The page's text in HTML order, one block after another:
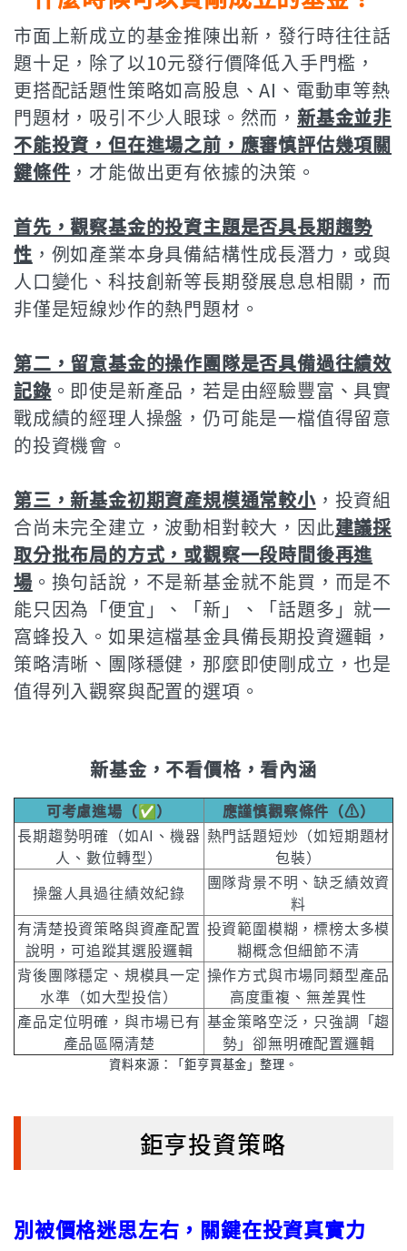
市面上新成立的基金推陳出新，發行時往往話
題十足，除了以10元發行價降低入手門檻，
更搭配話題性策略如高股息、AI、電動車等熱
門題材，吸引不少人眼球。然而， 新基金並非
不能投資，但在進場之前，應審慎評估幾項關
鍵條件 ，才能做出更有依據的決策。
首先，觀察基金的投資主題是否具長期趨勢
性 ，例如產業本身具備結構性成長潛力，或與
人口變化、科技創新等長期發展息息相關，而
非僅是短線炒作的熱門題材。
第二，留意基金的操作團隊是否具備過往績效
記錄 。即使是新產品，若是由經驗豐富、具實
戰成績的經理人操盤，仍可能是一檔值得留意
的投資機會。
第三，新基金初期資產規模通常較小，投資組
合尚未完全建立，波動相對較大，因此建議採
取分批布局的方式，或觀察一段時間後再進
場 。換句話說，不是新基金就不能買，而是不
能只因為「便宜」、「新」、「話題多」就一
窩蜂投入。如果這檔基金具備長期投資邏輯，
策略清晰、團隊穩健，那麼即使剛成立，也是
值得列入觀察與配置的選項。
新基金，不看價格，看內涵
可考慮進場（✅）
應謹慎觀察條件（⚠️）
長期趨勢明確（如AI、機器
人、數位轉型）
熱門話題短炒（如短期題材
包裝）
操盤人具過往績效紀錄
團隊背景不明、缺乏績效資
料
有清楚投資策略與資產配置
說明，可追蹤其選股邏輯
投資範圍模糊，標榜太多模
糊概念但細節不清
背後團隊穩定、規模具一定
水準（如大型投信）
操作方式與市場同類型產品
高度重複、無差異性
產品定位明確，與市場已有
產品區隔清楚
基金策略空泛，只強調「趨
勢」卻無明確配置邏輯
資料來源：「鉅亨買基金」整理。
鉅亨投資策略
別被價格迷思左右，關鍵在投資真實力